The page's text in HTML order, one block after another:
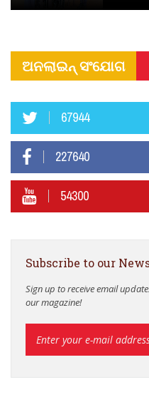
ଅନଲାଇନ୍ ସଂଯୋଗ
67944
227640
54300
Subscribe to our
Sign up to receive email
our magazine!